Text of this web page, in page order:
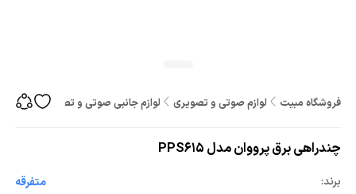
فروشگاه مبیت لوازم صوتی و تصویری لوازم جانبی صوتی و تصویری
چندراهی برق پرووان مدل PPS615
برند:
متفرقه